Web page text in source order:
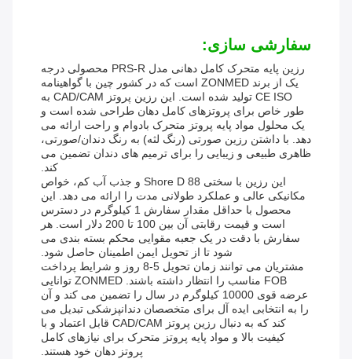
سفارشی سازی:
رزین پایه متحرک کامل دهانی مدل PRS-R محصولی درجه
یک از برند ZONMED است که در کشور چین با گواهینامه
CE ISO تولید شده است. این رزین پروتز CAD/CAM به
طور خاص برای پروتزهای کامل دهان طراحی شده است و
یک محلول مواد پایه پروتز متحرک بادوام و راحت ارائه می
دهد. با داشتن رزین صورتی (رنگ لثه) به رنگ دندان/صورتی،
ظاهری طبیعی و زیبایی را برای ترمیم های دندان تضمین می
کند.
این رزین با سختی Shore D 88 و جذب آب کم، خواص
مکانیکی عالی و عملکرد طولانی مدت را ارائه می دهد. این
محصول با حداقل مقدار سفارش 1 کیلوگرم در دسترس
است و قیمت رقابتی آن بین 100 تا 200 دلار است. هر
سفارش با دقت در یک جعبه مقوایی محکم بسته بندی می
شود تا از تحویل ایمن اطمینان حاصل شود.
مشتریان می توانند زمان تحویل 5-8 روز و شرایط پرداخت
FOB مناسب را انتظار داشته باشند. ZONMED توانایی
عرضه قوی 10000 کیلوگرم در سال را تضمین می کند و آن
را به انتخابی ایده آل برای متخصصان دندانپزشکی تبدیل می
کند که به دنبال رزین پروتز CAD/CAM قابل اعتماد و با
کیفیت بالا و مواد پایه پروتز متحرک برای نیازهای کامل
پروتز دهان خود هستند.